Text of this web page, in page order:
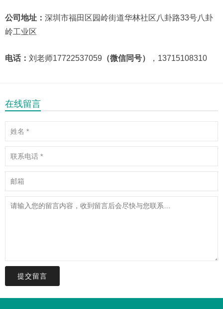
公司地址： 深圳市福田区园岭街道华林社区八卦路33号八卦
岭工业区
电话： 刘老师17722537059 （微信同号） ，13715108310
在线留言
提交留言